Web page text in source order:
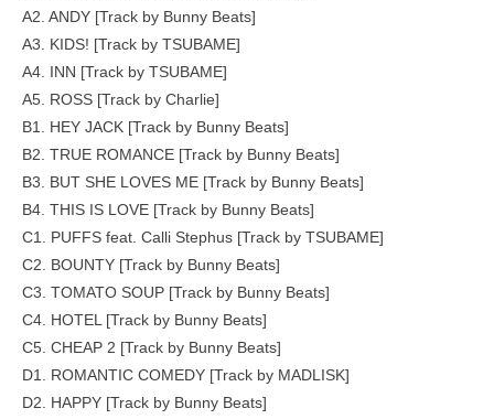
A2. ANDY [Track by Bunny Beats]
A3. KIDS! [Track by TSUBAME]
A4. INN [Track by TSUBAME]
A5. ROSS [Track by Charlie]
B1. HEY JACK [Track by Bunny Beats]
B2. TRUE ROMANCE [Track by Bunny Beats]
B3. BUT SHE LOVES ME [Track by Bunny Beats]
B4. THIS IS LOVE [Track by Bunny Beats]
C1. PUFFS feat. Calli Stephus [Track by TSUBAME]
C2. BOUNTY [Track by Bunny Beats]
C3. TOMATO SOUP [Track by Bunny Beats]
C4. HOTEL [Track by Bunny Beats]
C5. CHEAP 2 [Track by Bunny Beats]
D1. ROMANTIC COMEDY [Track by MADLISK]
D2. HAPPY [Track by Bunny Beats]